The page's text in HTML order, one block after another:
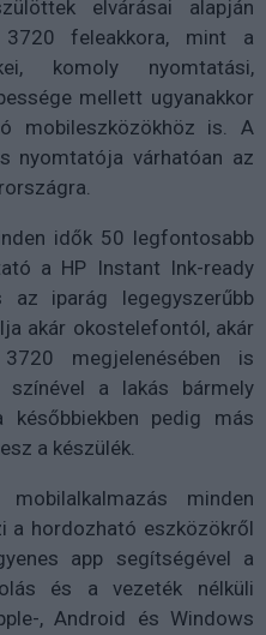
elvárásai alapján
feleakkora, mint a
, komoly nyomtatási,
mellett ugyanakkor
mobileszközökhöz is. A
nyomtatója várhatóan az
idők 50 legfontosabb
a HP Instant Ink-ready
az iparág legegyszerűbb
akár okostelefontól, akár
megjelenésében is
színével a lakás bármely
későbbiekben pedig más
a készülék.
minden
a hordozható eszközökről
app segítségével a
és a vezeték nélküli
, Android és Windows